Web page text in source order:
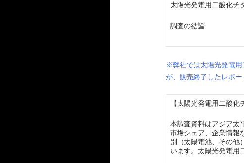
太陽光発電用二酸化チ
調査の結論
※弊社では太陽光発電用
が、販売終了したレポ
【太陽光発電用二酸
本調査資料はアジア太
市場シェア、企業情報
別（太陽電池、その他
います。太陽光発電用